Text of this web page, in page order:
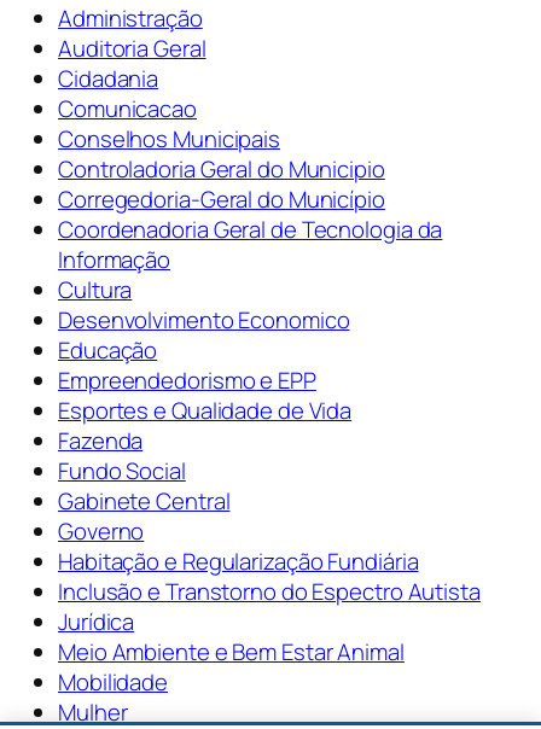
Administração
Auditoria Geral
Cidadania
Comunicacao
Conselhos Municipais
Controladoria Geral do Municipio
Corregedoria-Geral do Município
Coordenadoria Geral de Tecnologia da
Informação
Cultura
Desenvolvimento Economico
Educação
Empreendedorismo e EPP
Esportes e Qualidade de Vida
Fazenda
Fundo Social
Gabinete Central
Governo
Habitação e Regularização Fundiária
Inclusão e Transtorno do Espectro Autista
Jurídica
Meio Ambiente e Bem Estar Animal
Mobilidade
Mulher